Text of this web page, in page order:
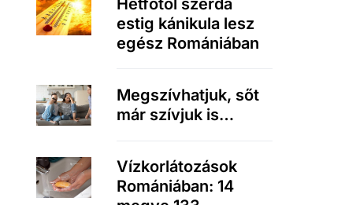
Hétfőtől szerda
estig kánikula lesz
egész Romániában
Megszívhatjuk, sőt
már szívjuk is…
Vízkorlátozások
Romániában: 14